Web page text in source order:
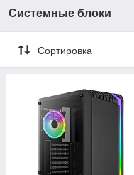
Системные блоки
Сортировка